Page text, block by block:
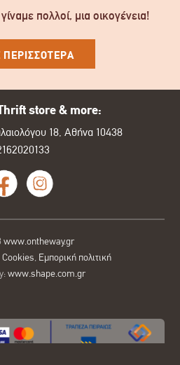
πολλοί, μια οικογένεια!
store & more:
18, Αθήνα 10438
www.ontheway.gr
Cookies Εμπορική πολιτική
www.shape.com.gr